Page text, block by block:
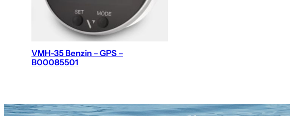
VMH-35 Benzin – GPS –
B00085501